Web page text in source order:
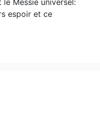
Messie universel:
espoir et ce